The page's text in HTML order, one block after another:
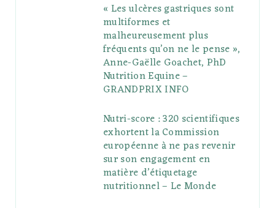
« Les ulcères gastriques sont
multiformes et
malheureusement plus
fréquents qu’on ne le pense »,
Anne-Gaëlle Goachet, PhD
Nutrition Equine –
GRANDPRIX INFO
Nutri-score : 320 scientifiques
exhortent la Commission
européenne à ne pas revenir
sur son engagement en
matière d’étiquetage
nutritionnel – Le Monde